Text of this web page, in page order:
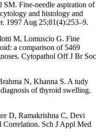
Fine-needle aspiration of
and histology and
1997 Aug 25;81(4):253–9.
M, Lomuscio G. Fine
a comparison of 5469
Cytopathol Off J Br Soc
N, Khanna S. A tudy
of thyroid swelling.
D, Ramakrishna C, Devi
Sch J Appl Med